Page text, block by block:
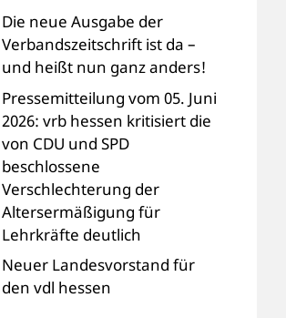
Die neue Ausgabe der
Verbandszeitschrift ist da –
und heißt nun ganz anders!
Pressemitteilung vom 05. Juni
2026: vrb hessen kritisiert die
von CDU und SPD
beschlossene
Verschlechterung der
Altersermäßigung für
Lehrkräfte deutlich
Neuer Landesvorstand für
den vdl hessen